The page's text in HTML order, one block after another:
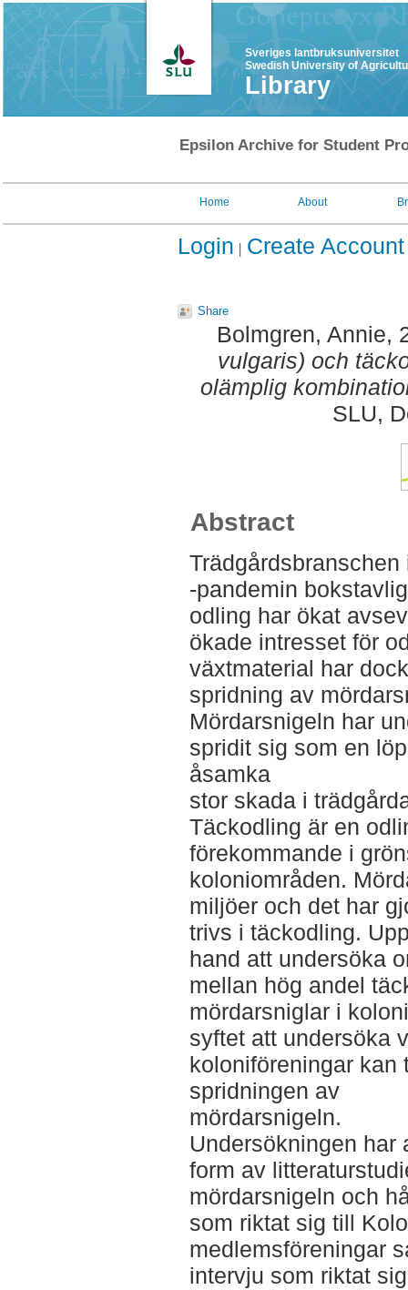
Sveriges lantbruksuniversitet
Swedish University of
Library
Epsilon Archive for Student
Home About
Login Create Account
Share
Bolmgren, Annie,
vulgaris) och
olämplig
SLU,
Abstract
-pandemin
odling har ökat
ökade intresset för
växtmaterial har
spridning av
Mördarsnigeln har
spridit sig som en
åsamka
stor skada i
Täckodling är en
förekommande i
koloniområden.
miljöer och det har
trivs i täckodling.
hand att undersöka
mellan hög andel
mördarsniglar i
syftet att undersöka
koloniföreningar kan
spridningen av
mördarsnigeln.
Undersökningen har
form av
mördarsnigeln och
som riktat sig till
medlemsföreningar
intervju som riktat